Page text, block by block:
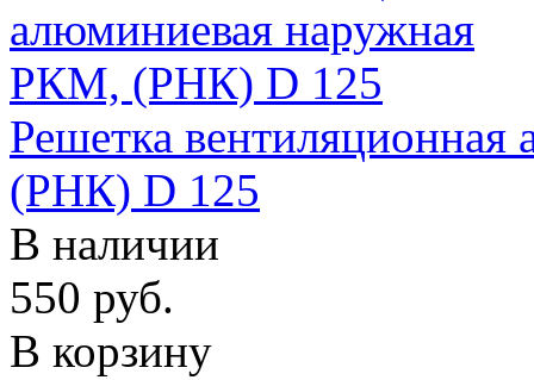
Решетка
(РНК) D 125
В наличии
550 руб.
В корзину